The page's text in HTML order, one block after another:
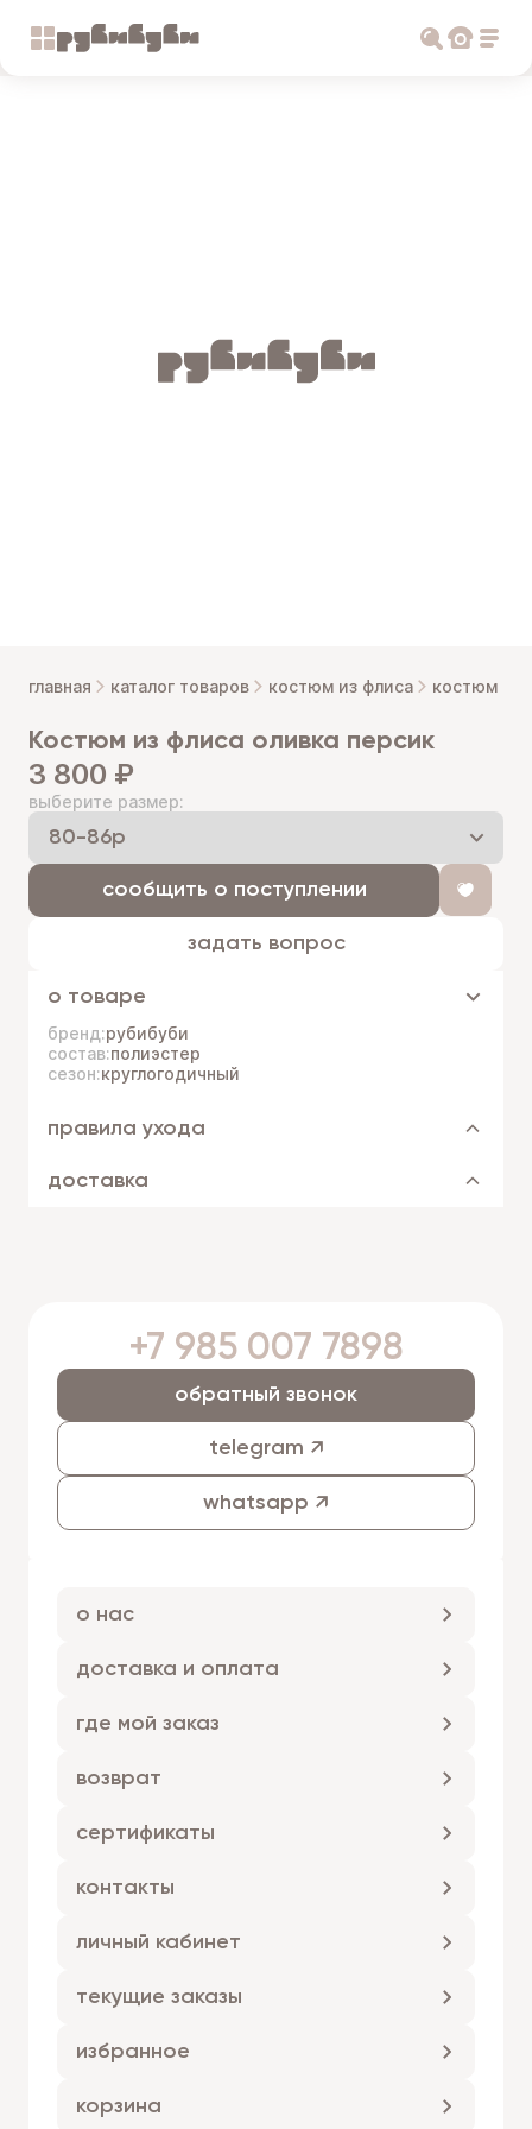
главная каталог товаров костюм из флиса костюм из
костюм из флиса оливка персик
3 800 ₽
выберите размер:
сообщить о поступлении
задать вопрос
о товаре
бренд:рубибуби
состав:полиэстер
сезон:круглогодичный
правила ухода
доставка
+7 985 007 7898
telegram ↗
whatsapp ↗
обратный звонок
о нас
доставка и оплата
где мой заказ
возврат
сертификаты
контакты
личный кабинет
текущие заказы
избранное
корзина